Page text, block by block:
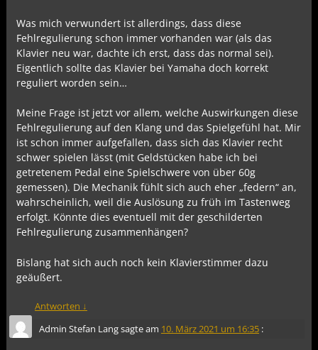
Was mich verwundert ist allerdings, dass diese
Fehlregulierung schon immer vorhanden war (als das
Klavier neu war, dachte ich erst, dass das normal sei).
Eigentlich sollte das Klavier bei Yamaha doch korrekt
reguliert worden sein…
Meine Frage ist jetzt vor allem, welche Auswirkungen diese
Fehlregulierung auf den Klang und das Spielgefühl hat. Mir
ist schon immer aufgefallen, dass sich das Klavier recht
schwer spielen lässt (mit Geldstücken habe ich bei
getretenem Pedal eine Spielschwere von über 60g
gemessen). Die Mechanik fühlt sich auch eher „federn“ an,
wahrscheinlich, weil die Auslösung zu früh im Tastenweg
erfolgt. Könnte dies eventuell mit der geschilderten
Fehlregulierung zusammenhängen?
Bislang hat sich auch noch kein Klavierstimmer dazu
geäußert.
Antworten ↓
Admin Stefan Langsagte am 10. März 2021 um 16:35 :